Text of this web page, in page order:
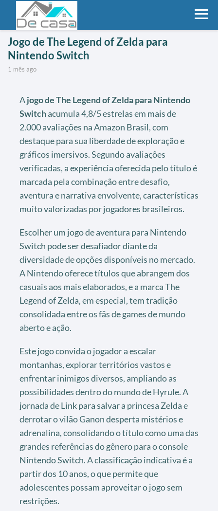
Jogo de The Legend of Zelda para
Nintendo Switch
1 mês ago
Ajogo de The Legend of Zelda para Nintendo
Switchacumula 4,8/5 estrelas em mais de
2.000 avaliações na Amazon Brasil, com
destaque para sua liberdade de exploração e
gráficos imersivos. Segundo avaliações
verificadas, a experiência oferecida pelo título é
marcada pela combinação entre desafio,
aventura e narrativa envolvente, características
muito valorizadas por jogadores brasileiros.
Escolher um jogo de aventura para Nintendo
Switch pode ser desafiador diante da
diversidade de opções disponíveis no mercado.
A Nintendo oferece títulos que abrangem dos
casuais aos mais elaborados, e a marca The
Legend of Zelda, em especial, tem tradição
consolidada entre os fãs de games de mundo
aberto e ação.
Este jogo convida o jogador a escalar
montanhas, explorar territórios vastos e
enfrentar inimigos diversos, ampliando as
possibilidades dentro do mundo de Hyrule. A
jornada de Link para salvar a princesa Zelda e
derrotar o vilão Ganon desperta mistérios e
adrenalina, consolidando o título como uma das
grandes referências do gênero para o console
Nintendo Switch. A classificação indicativa é a
partir dos 10 anos, o que permite que
adolescentes possam aproveitar o jogo sem
restrições.